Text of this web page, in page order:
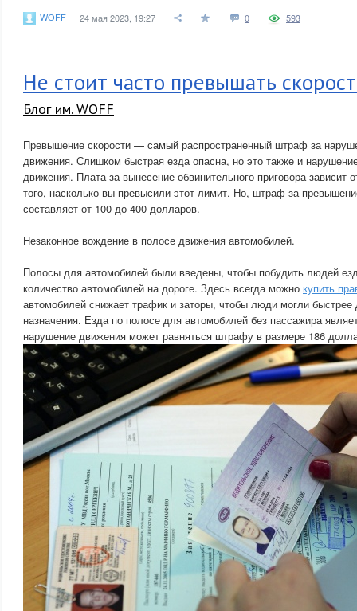
WOFF 24 мая 2023, 19:27 0 593
Не стоит часто превышать
Блог им. WOFF
Превышение скорости — самый распространенный штраф за
движения. Слишком быстрая езда опасна, но это также и
движения. Плата за вынесение обвинительного приговора зависит
того, насколько вы превысили этот лимит. Но, штраф за
составляет от 100 до 400 долларов.
Незаконное вождение в полосе движения автомобилей.
Полосы для автомобилей были введены, чтобы побудить людей
количество автомобилей на дороге. Здесь всегда можно купить
автомобилей снижает трафик и заторы, чтобы люди могли быстрее
назначения. Езда по полосе для автомобилей без пассажира
нарушение движения может равняться штрафу в размере 186